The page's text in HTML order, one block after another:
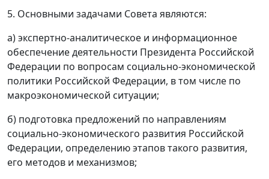
5. Основными задачами Совета являются:
а) экспертно-аналитическое и информационное
обеспечение деятельности Президента Российской
Федерации по вопросам социально-экономической
политики Российской Федерации, в том числе по
макроэкономической ситуации;
б) подготовка предложений по направлениям
социально-экономического развития Российской
Федерации, определению этапов такого развития,
его методов и механизмов;